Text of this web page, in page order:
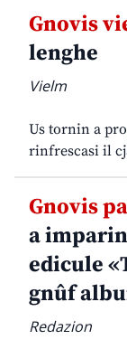
Gnovis
lenghe
Vielm
Us tornin a
rinfrescasi il
Gnovis
a
edicule
gnûf
Redazion